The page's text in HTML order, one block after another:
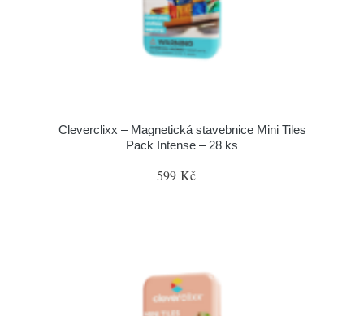
Cleverclixx – Magnetická stavebnice Mini Tiles
Pack Intense – 28 ks
599 Kč